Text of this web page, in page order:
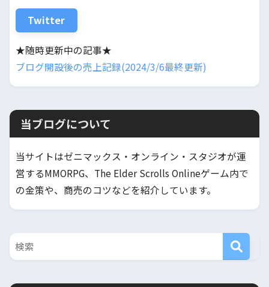
Twitter
★随時更新中の記事★
ブログ開設後の売上記録(2024/3/6最終更新)
当ブログについて
当サイトはゼニマックス・オンライン・スタジオが運
営するMMORPG、The Elder Scrolls Onlineゲーム内で
の金策や、商売のコツなどを紹介しています。